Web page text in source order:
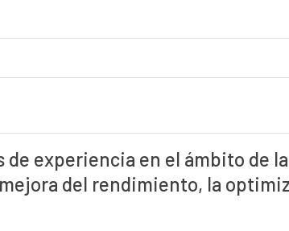
de experiencia en el ámbito de la
del rendimiento, la